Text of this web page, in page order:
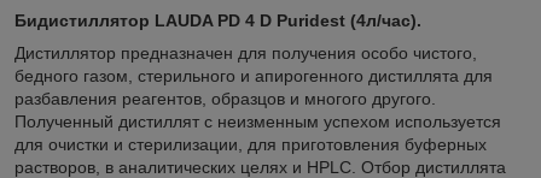
Бидистиллятор LAUDA PD 4 D Puridest (4л/час).
Дистиллятор предназначен для получения особо чистого,
бедного газом, стерильного и апирогенного дистиллята для
разбавления реагентов, образцов и многого другого.
Полученный дистиллят с неизменным успехом используется
для очистки и стерилизации, для приготовления буферных
растворов, в аналитических целях и HPLC. Отбор дистиллята